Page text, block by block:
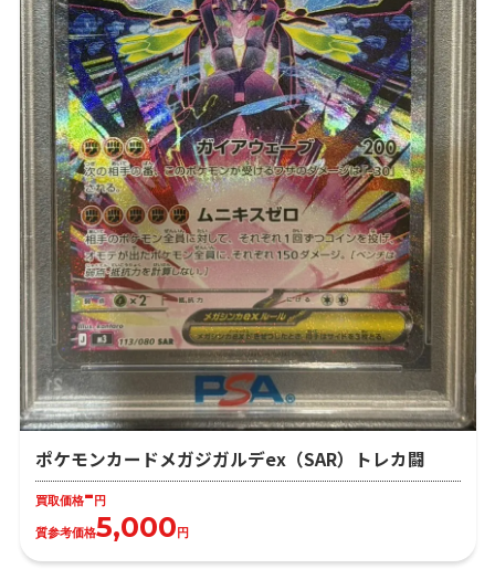
ポケモンカードメガジガルデex（SAR）トレカ闘
買取価格-円
質参考価格5,000円